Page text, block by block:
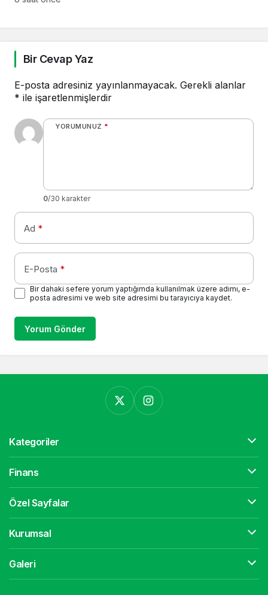
Bir Cevap Yaz
E-posta adresiniz yayınlanmayacak. Gerekli alanlar
* ile işaretlenmişlerdir
YORUMUNUZ *
0/30 karakter
Ad *
E-Posta *
Bir dahaki sefere yorum yaptığımda kullanılmak üzere adımı, e-
posta adresimi ve web site adresimi bu tarayıcıya kaydet.
Yorum Gönder
Kategoriler
Finans
Özel Sayfalar
Kurumsal
Galeri